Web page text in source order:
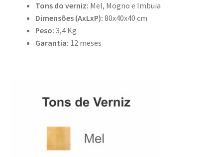
Tons do verniz: Mel, Mogno e Imbuia
Dimensões (AxLxP): 80x40x40 cm
Peso: 3,4 Kg
Garantia: 12 meses